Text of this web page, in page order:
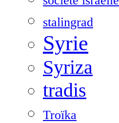
stalingrad
Syrie
Syriza
tradis
Troïka